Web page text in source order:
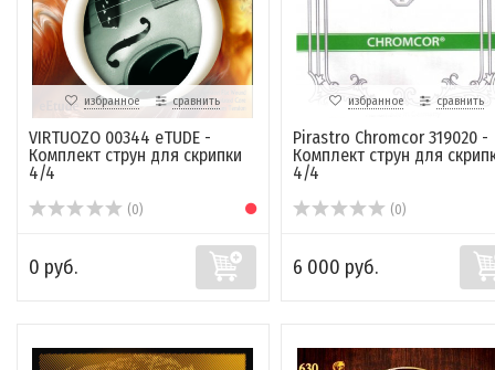
избранное сравнить
VIRTUOZO 00344 eTUDE -
Комплект струн для скрипки
4/4
(0)
0 руб.
избранное сравнить
Pirastro Chromcor 319020 -
Комплект струн для
4/4
(0)
6 000 руб.